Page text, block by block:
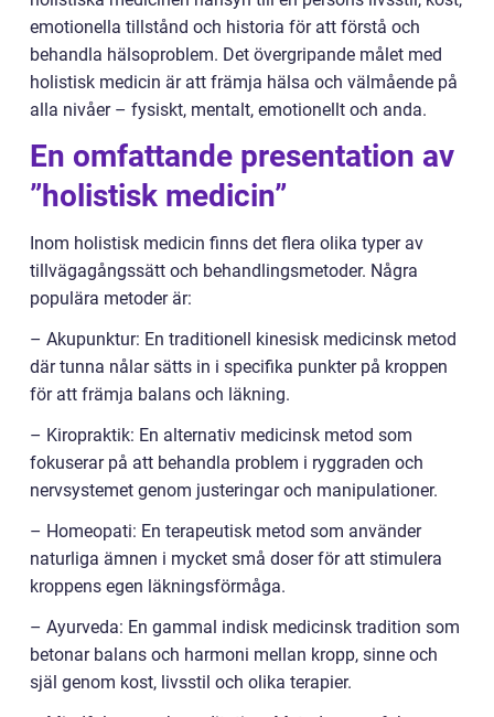
emotionella tillstånd och historia för att förstå och
behandla hälsoproblem. Det övergripande målet med
holistisk medicin är att främja hälsa och välmående på
alla nivåer – fysiskt, mentalt, emotionellt och anda.
En omfattande presentation av
”holistisk medicin”
Inom holistisk medicin finns det flera olika typer av
tillvägagångssätt och behandlingsmetoder. Några
populära metoder är:
– Akupunktur: En traditionell kinesisk medicinsk metod
där tunna nålar sätts in i specifika punkter på kroppen
för att främja balans och läkning.
– Kiropraktik: En alternativ medicinsk metod som
fokuserar på att behandla problem i ryggraden och
nervsystemet genom justeringar och manipulationer.
– Homeopati: En terapeutisk metod som använder
naturliga ämnen i mycket små doser för att stimulera
kroppens egen läkningsförmåga.
– Ayurveda: En gammal indisk medicinsk tradition som
betonar balans och harmoni mellan kropp, sinne och
själ genom kost, livsstil och olika terapier.